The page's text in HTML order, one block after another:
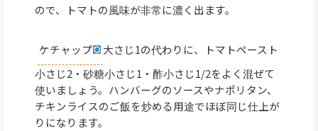
ので、トマトの風味が非常に濃く出ます。
ケチャップ
大さじ1の代わりに、トマトペースト
小さじ2・砂糖小さじ1・酢小さじ1/2をよく混ぜて
使いましょう。ハンバーグのソースやナポリタン、
チキンライスのご飯を炒める用途でほぼ同じ仕上が
りになります。